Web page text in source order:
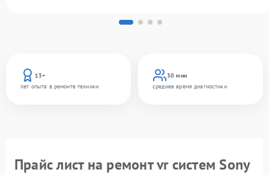
13+
лет опыта в ремонте техники
30 мин
среднее время диагностики
Прайс лист на ремонт vr систем Sony